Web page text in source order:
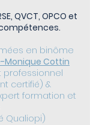
QVCT, OPCO et
en binôme
Monique Cottin
certifié) &
formation et
Qualiopi)